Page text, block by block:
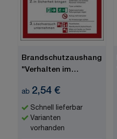
Brandschutzaushang
"Verhalten im
ab 2,54 €
Schnell lieferbar
Varianten
vorhanden